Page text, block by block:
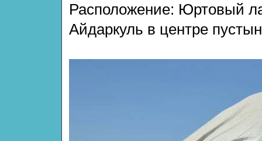
Расположение: Юртовый
Айдаркуль в центре